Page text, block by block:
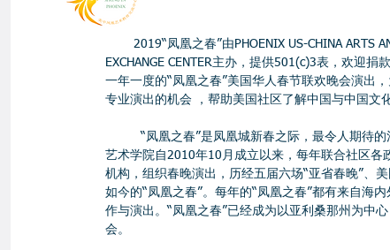
话剧《海外剩女》将于2019年5月演出，枫香凤凰话剧社倾情奉献
新东方教育群讲座：安伯瑞德航空航天大学主讲《中文在国际安全
“鹤立教学法” 突破海外华裔青少年中文阅读识字瓶颈，大力提高中
诗朗诵述说故乡深情呼唤，总领事激励孩子学好中文
“国际桃李杯”舞蹈大赛冠军“十佳铂金奖”花落新东方， 舞蹈教师陈
奖”，杨静雯获“最佳表演奖”
新东方2018暑期“快速阅读班” 将使用中国教育部“中小学语文示范
2019“凤凰之春”由PHOENIX US-CHINA ARTS
EXCHANGE CENTER主办，提供501(c)3表，欢迎捐
一年一度的“凤凰之春”美国华人春节联欢晚会演出
专业演出的机会 ，帮助美国社区了解中国与中国文化
“凤凰之春”是凤凰城新春之际，最令人期待的
艺术学院自2010年10月成立以来，每年联合社区各
机构，组织春晚演出，历经五届六场“亚省春晚”、
如今的“凤凰之春”。每年的“凤凰之春”都有来自海
作与演出。“凤凰之春”已经成为以亚利桑那州为中
会。